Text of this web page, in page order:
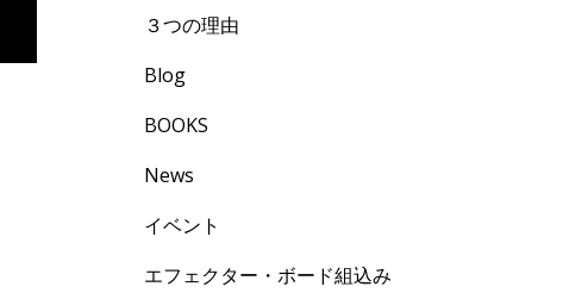
３つの理由
Blog
BOOKS
News
イベント
エフェクター・ボード組込み